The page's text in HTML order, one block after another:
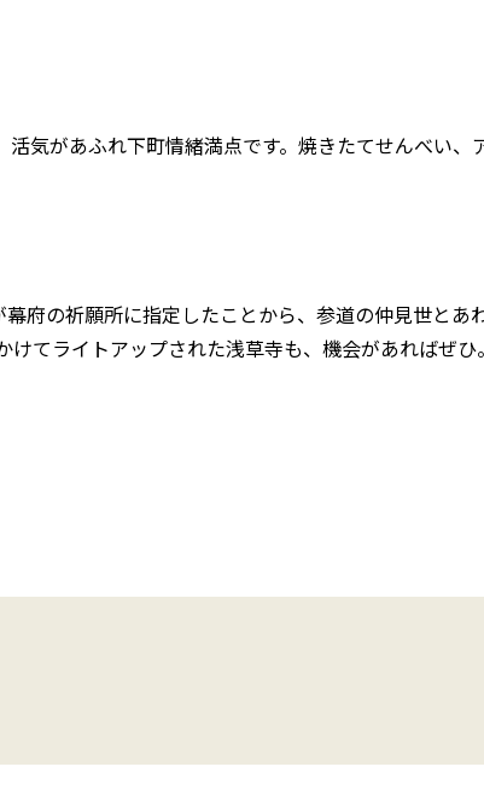
気があふれ下町情緒満点です。焼きたてせんべい
府の祈願所に指定したことから、参道の仲見世と
てライトアップされた浅草寺も、機会があればぜ